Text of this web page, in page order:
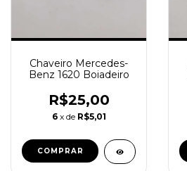
Chaveiro Mercedes-
Benz 1620 Boiadeiro
R$25,00
6 x de R$5,01